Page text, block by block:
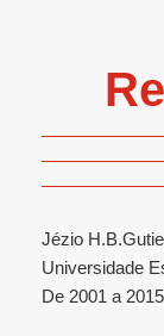
Jézio
Universidade
De 2001 a